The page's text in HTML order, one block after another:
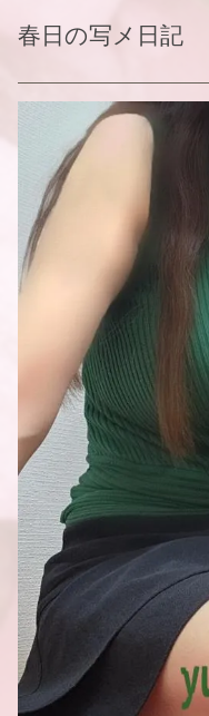
春日の写メ日記